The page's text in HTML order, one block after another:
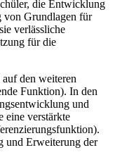
die Entwicklung
von Grundlagen für
verlässliche
für die
den weiteren
Funktion). In den
und
eine verstärkte
und Erweiterung der